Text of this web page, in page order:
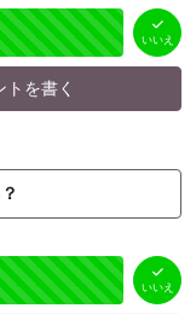
いいえ
トを書く
いいえ